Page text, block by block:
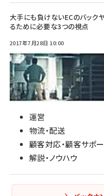
大手にも負けないECのバック
るために必要な3つの視点
2017年7月28日 10:00
運営
物流・配送
顧客対応・顧客サポ
解説・ノウハウ